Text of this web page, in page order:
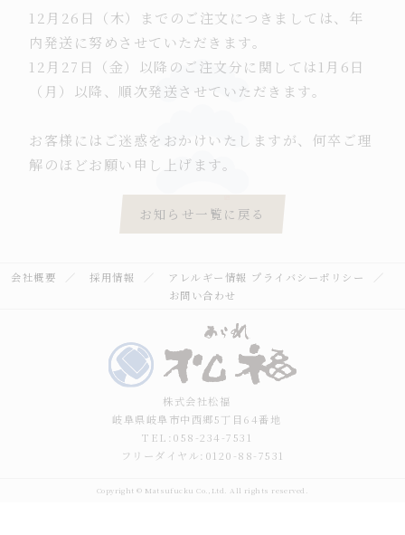
12月26日（木）までのご注文につきましては、年
内発送に努めさせていただきます。
12月27日（金）以降のご注文分に関しては1月6日
（月）以降、順次発送させていただきます。
お客様にはご迷惑をおかけいたしますが、何卒ご理
解のほどお願い申し上げます。
お知らせ一覧に戻る
会社概要 採用情報 アレルギー情報 プライバシーポリシー
お問い合わせ
株式会社松福
岐阜県岐阜市中西郷5丁目64番地
TEL:058-234-7531
フリーダイヤル:0120-88-7531
Copyright © Matsufucku Co.,Ltd. All rights reserved.